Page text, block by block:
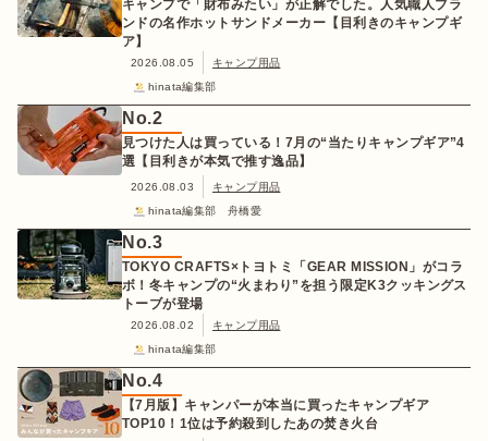
キャンプで「財布みたい」が正解でした。人気職人ブラ
ンドの名作ホットサンドメーカー【目利きのキャンプギ
ア】
2026.08.05
キャンプ用品
hinata編集部
No.2
見つけた人は買っている！7月の“当たりキャンプギア”4
選【目利きが本気で推す逸品】
2026.08.03
キャンプ用品
hinata編集部 舟橋愛
No.3
TOKYO CRAFTS×トヨトミ「GEAR MISSION」がコラ
ボ！冬キャンプの“火まわり”を担う限定K3クッキングス
トーブが登場
2026.08.02
キャンプ用品
hinata編集部
No.4
【7月版】キャンパーが本当に買ったキャンプギア
TOP10！1位は予約殺到したあの焚き火台